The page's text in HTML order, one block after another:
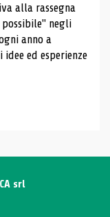
alla rassegna
negli
anno a
ed esperienze
srl